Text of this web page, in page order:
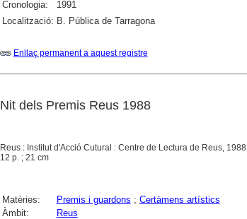
Cronologia:
1991
Localització: B. Pública de Tarragona
Enllaç permanent a aquest registre
Nit dels Premis Reus 1988
Reus : Institut d'Acció Cutural : Centre de Lectura de Reus, 1988
12 p. ; 21 cm
Matèries: Premis i guardons ; Certàmens artístics
Àmbit:
Reus